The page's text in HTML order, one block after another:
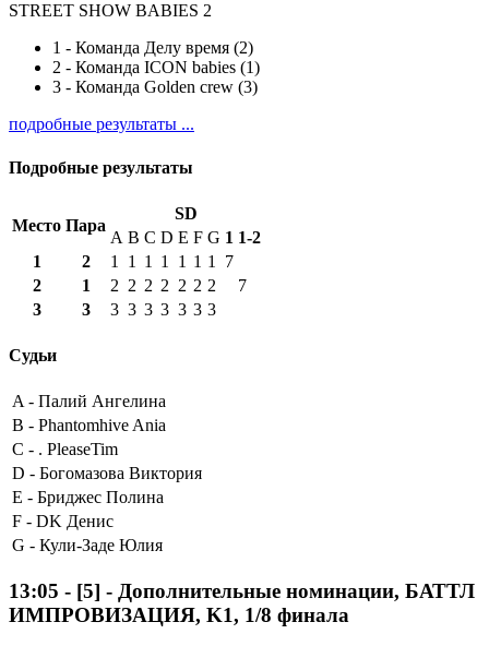
STREET SHOW BABIES 2
1 - Команда Делу время (2)
2 - Команда ICON babies (1)
3 - Команда Golden crew (3)
подробные результаты ...
Подробные результаты
Место Пара
SD
A B C D E F G 1 1-2
1
2 1 1 1 1 1 1 1
7
2
1 2 2 2 2 2 2 2
7
3
3 3 3 3 3 3 3 3
Судьи
A - Палий Ангелина
B - Phantomhive Ania
C - . PleaseTim
D - Богомазова Виктория
E - Бриджес Полина
F - DK Денис
G - Кули-Заде Юлия
13:05 - [5] - Дополнительные номинации, БАТТЛ
ИМПРОВИЗАЦИЯ, K1, 1/8 финала